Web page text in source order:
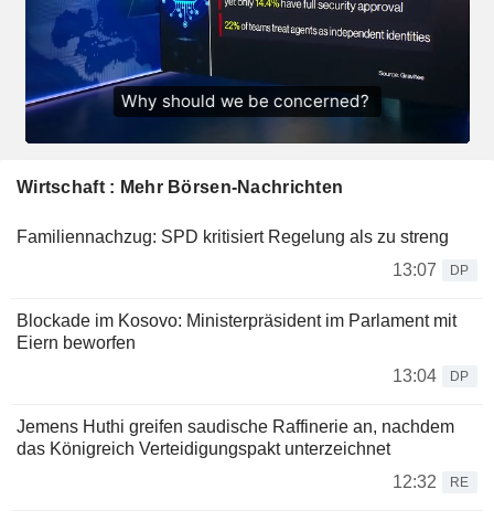
Wirtschaft : Mehr Börsen-Nachrichten
Familiennachzug: SPD kritisiert Regelung als zu streng
13:07
DP
Blockade im Kosovo: Ministerpräsident im Parlament mit
Eiern beworfen
13:04
DP
Jemens Huthi greifen saudische Raffinerie an, nachdem
das Königreich Verteidigungspakt unterzeichnet
12:32
RE